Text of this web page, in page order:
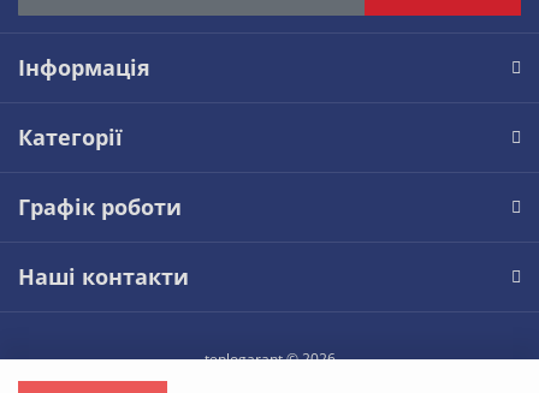
Інформація
Категорії
Графік роботи
Наші контакти
teplogarant © 2026